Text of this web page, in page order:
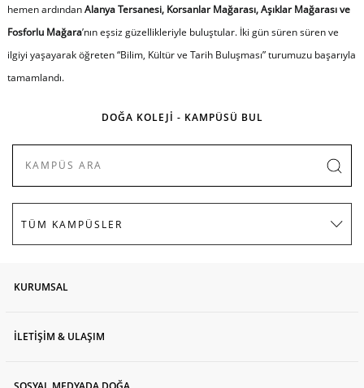
hemen ardındanAlanya Tersanesi, Korsanlar Mağarası, Aşıklar Mağarası ve
Fosforlu Mağara’nın eşsiz güzellikleriyle buluştular. İki gün süren süren ve
ilgiyi yaşayarak öğreten “Bilim, Kültür ve Tarih Buluşması” turumuzu başarıyla
tamamlandı.
DOĞA KOLEJİ - KAMPÜSÜ BUL
KURUMSAL
İLETİŞİM & ULAŞIM